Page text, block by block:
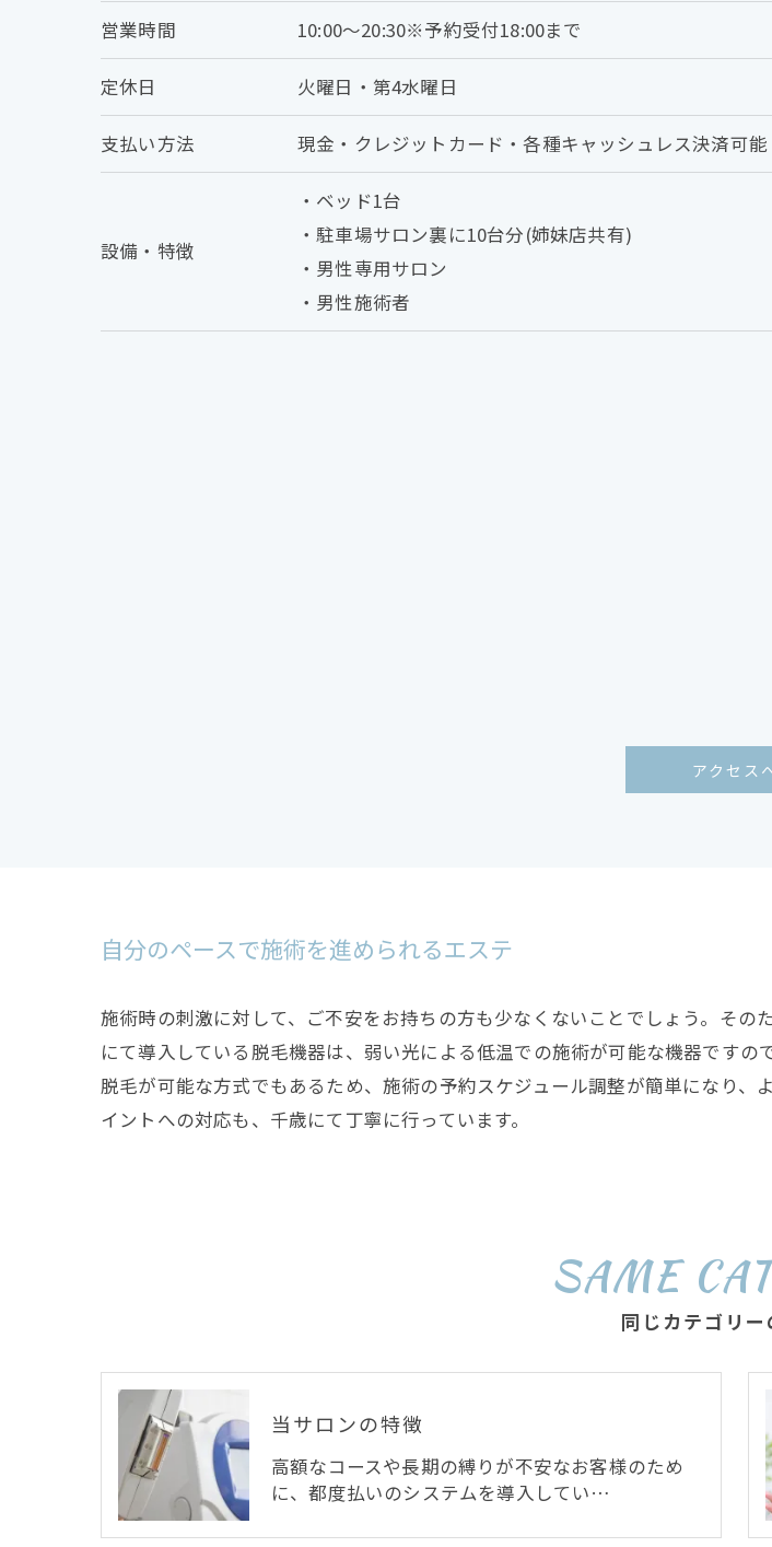
営業時間 10:00～20:30※予約受付18:00まで
定休日 火曜日・第4水曜日
支払い方法 現金・クレジットカード・各種キャッシュレス決済可能
設備・特徴
・ベッド1台
・駐車場サロン裏に10台分(姉妹店共有)
・男性専用サロン
・男性施術者
アクセス
自分のペースで施術を進められるエステ
施術時の刺激に対して、ご不安をお持ちの方も少なくないことでしょう。そ
にて導入している脱毛機器は、弱い光による低温での施術が可能な機器です
脱毛が可能な方式でもあるため、施術の予約スケジュール調整が簡単になり
イントへの対応も、千歳にて丁寧に行っています。
同じカテゴリー
SAME
当サロンの特徴
高額なコースや長期の縛りが不安なお客様のため
に、都度払いのシステムを導入してい…